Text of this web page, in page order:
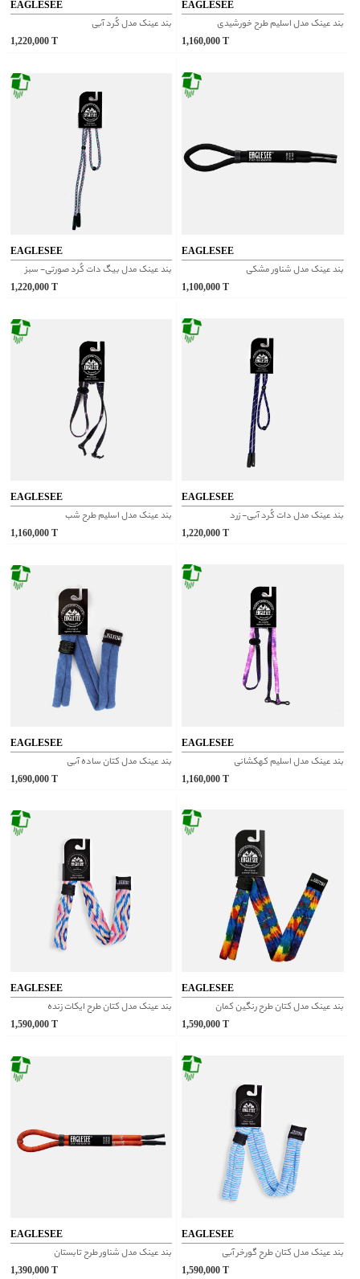
EAGLESEE
بند عینک مدل کُرد آبی
1,220,000
EAGLESEE
بند عینک مدل اسلیم طرح خورشیدی
1,160,000
EAGLESEE
بند عینک مدل بیگ دات کُرد صورتی- سبز
1,220,000
EAGLESEE
بند عینک مدل شناور مشکی
1,100,000
EAGLESEE
بند عینک مدل اسلیم طرح شب
1,160,000
EAGLESEE
بند عینک مدل دات کُرد آبی- زرد
1,220,000
EAGLESEE
بند عینک مدل کتان ساده آبی
1,690,000
EAGLESEE
بند عینک مدل اسلیم کهکشانی
1,160,000
EAGLESEE
بند عینک مدل کتان طرح ایکات زنده
1,590,000
EAGLESEE
بند عینک مدل کتان طرح‌ رنگین کمان
1,590,000
EAGLESEE
بند عینک مدل شناور طرح تابستان
1,390,000
EAGLESEE
بند عینک مدل کتان طرح‌ گورخر آبی
1,590,000